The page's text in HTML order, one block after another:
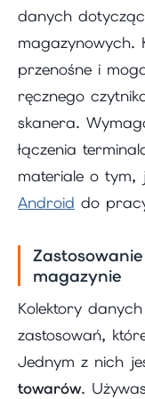
danych
magazynowych.
przenośne i
ręcznego
skanera.
łączenia
materiale o
Android do
magazynie
Kolektory
zastosowań,
Jednym z nich
towarów.